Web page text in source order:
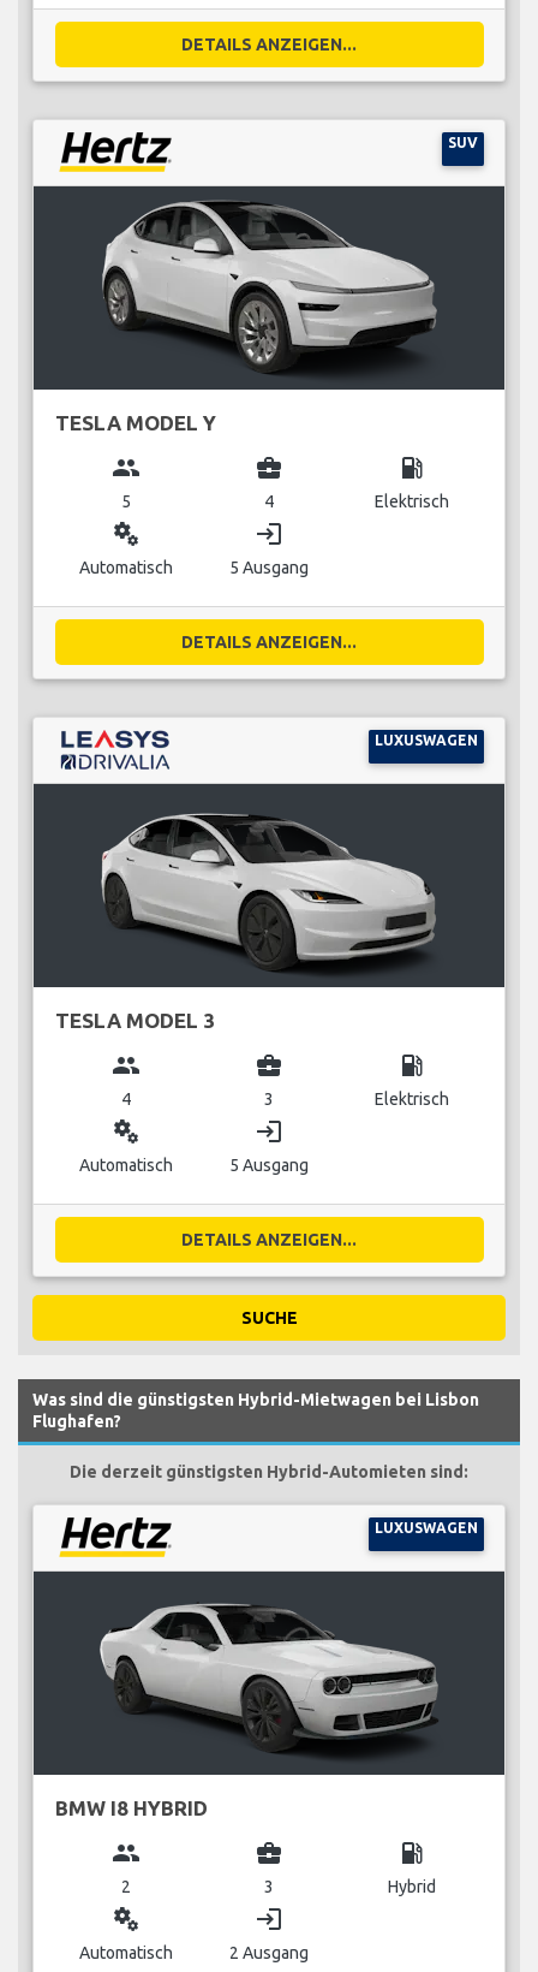
DETAILS ANZEIGEN...
SUV
TESLA MODEL Y
group
5
business_center
4
local_gas_station
Elektrisch
miscellaneous_services
Automatisch
login
5 Ausgang
DETAILS ANZEIGEN...
LUXUSWAGEN
TESLA MODEL 3
group
4
business_center
3
local_gas_station
Elektrisch
miscellaneous_services
Automatisch
login
5 Ausgang
DETAILS ANZEIGEN...
SUCHE
Was sind die günstigsten Hybrid-Mietwagen bei Lisbon
Flughafen?
Die derzeit günstigsten Hybrid-Automieten sind:
LUXUSWAGEN
BMW I8 HYBRID
group
2
business_center
3
local_gas_station
Hybrid
miscellaneous_services
Automatisch
login
2 Ausgang